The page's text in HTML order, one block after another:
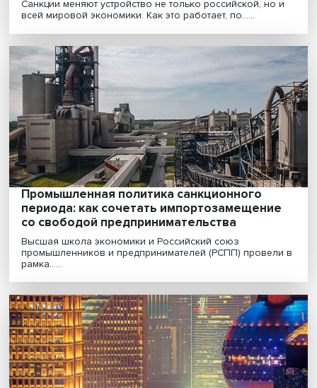
В чем состоят риски российской финансовой
сегодня? Как Банк России с ними намерен боротьс......
Возвращение к нормальности: к чему
приведет легализация параллельного
импорта
Прежние меры охраны интеллектуальной
и авторского права в нашей стране были чрезмер......